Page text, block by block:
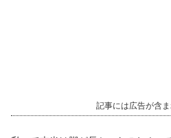
記事には広告が含